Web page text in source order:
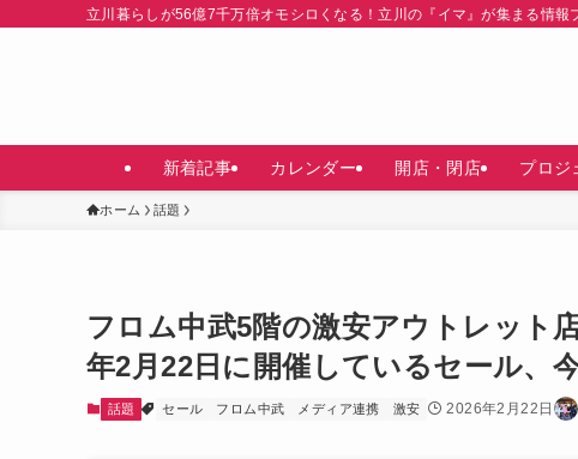
立川暮らしが56億7千万倍オモシロくなる！立川の『イマ』が集まる情報
新着記事 カレンダー 開店・閉店 プロジ
ホーム 話題
フロム中武5階の激安アウトレット
年2月22日に開催しているセール、
話題 セール フロム中武 メディア連携 激安 2026年2月22日